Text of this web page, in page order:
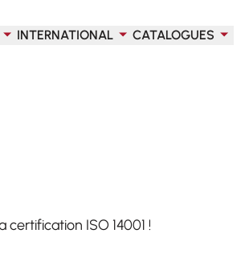
INTERNATIONAL CATALOGUES
ISO 14001 !